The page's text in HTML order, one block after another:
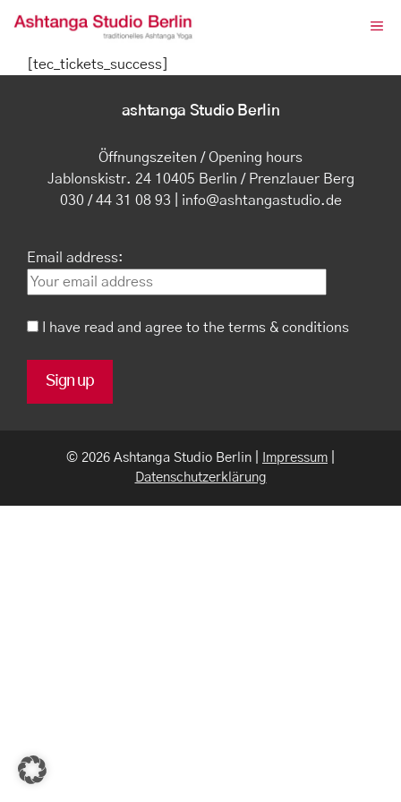
Inhalt
[tec_tickets_success]
ashtanga Studio Berlin
Öffnungszeiten / Opening hours
Jablonskistr. 24 10405 Berlin / Prenzlauer Berg
030 / 44 31 08 93 | info@ashtangastudio.de
Email address:
I have read and agree to the terms & conditions
© 2026 Ashtanga Studio Berlin | Impressum
Datenschutzerklärung